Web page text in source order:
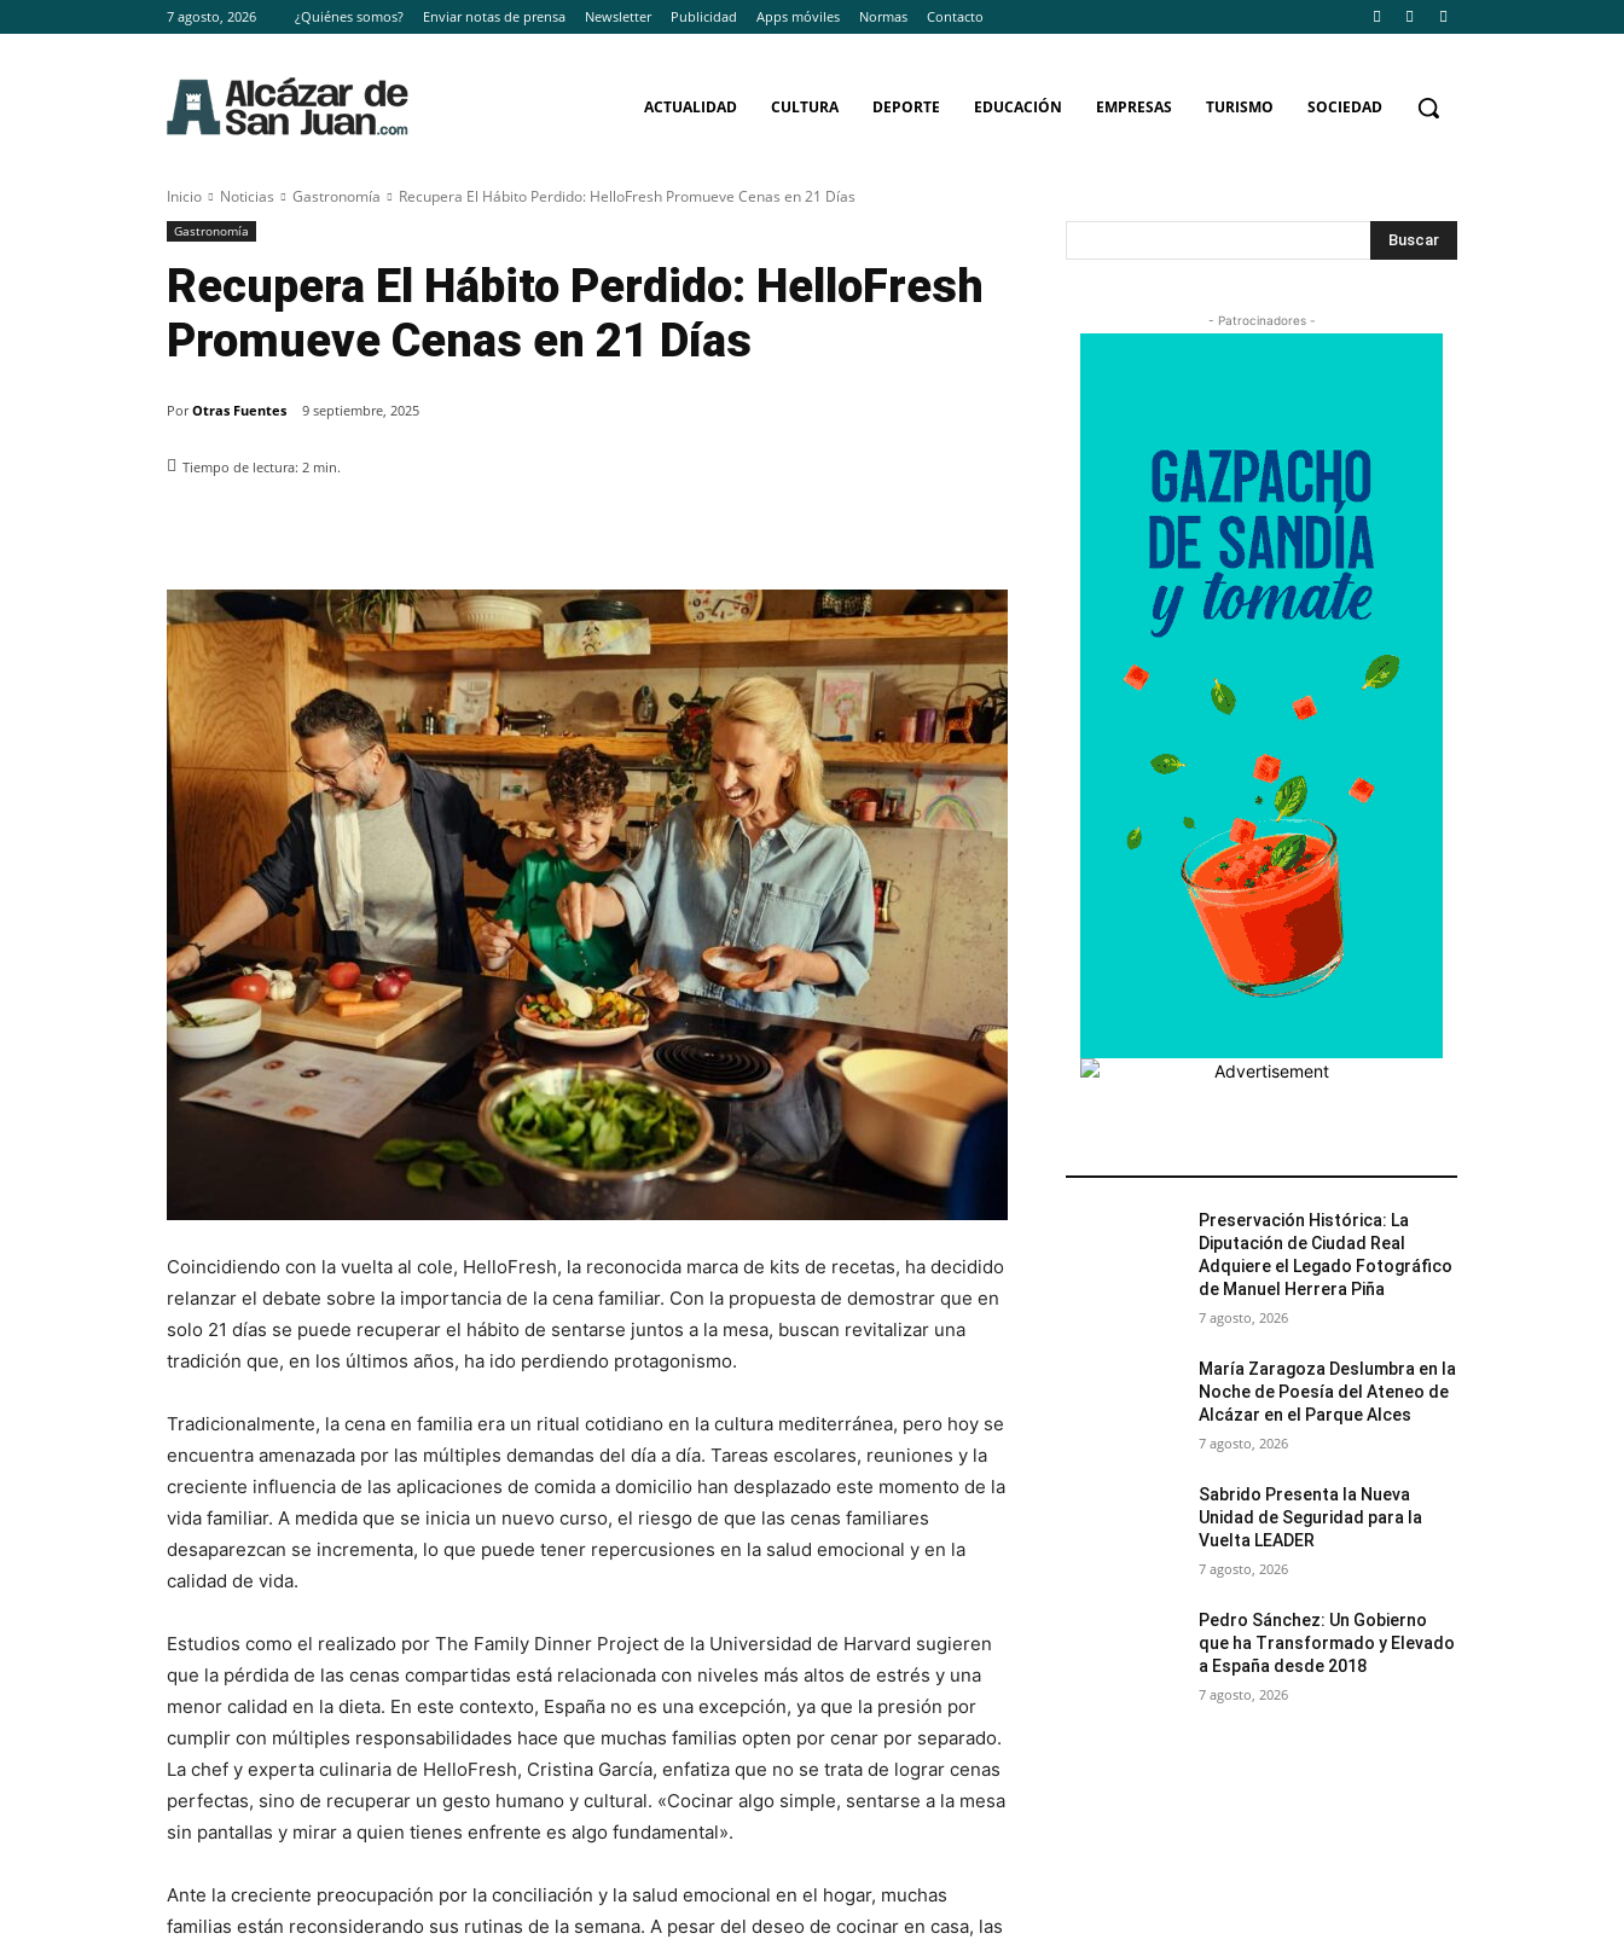
7 agosto, 2026 ¿Quiénes somos? Enviar notas de prensa Newsletter Publicidad Apps móviles Normas Contacto
ACTUALIDAD CULTURA DEPORTE EDUCACIÓN EMPRESAS TURISMO SOCIEDAD
Inicio Noticias Gastronomía Recupera El Hábito Perdido: HelloFresh Promueve Cenas en 21 Días
Gastronomía
Recupera El Hábito Perdido: HelloFresh
Promueve Cenas en 21 Días
Por Otras Fuentes 9 septiembre, 2025
Tiempo de lectura: 2 min.
Coincidiendo con la vuelta al cole, HelloFresh, la reconocida marca de kits de recetas, ha decidido
relanzar el debate sobre la importancia de la cena familiar. Con la propuesta de demostrar que en
solo 21 días se puede recuperar el hábito de sentarse juntos a la mesa, buscan revitalizar una
tradición que, en los últimos años, ha ido perdiendo protagonismo.
Tradicionalmente, la cena en familia era un ritual cotidiano en la cultura mediterránea, pero hoy se
encuentra amenazada por las múltiples demandas del día a día. Tareas escolares, reuniones y la
creciente influencia de las aplicaciones de comida a domicilio han desplazado este momento de la
vida familiar. A medida que se inicia un nuevo curso, el riesgo de que las cenas familiares
desaparezcan se incrementa, lo que puede tener repercusiones en la salud emocional y en la
calidad de vida.
Estudios como el realizado por The Family Dinner Project de la Universidad de Harvard sugieren
que la pérdida de las cenas compartidas está relacionada con niveles más altos de estrés y una
menor calidad en la dieta. En este contexto, España no es una excepción, ya que la presión por
cumplir con múltiples responsabilidades hace que muchas familias opten por cenar por separado.
La chef y experta culinaria de HelloFresh, Cristina García, enfatiza que no se trata de lograr cenas
perfectas, sino de recuperar un gesto humano y cultural. «Cocinar algo simple, sentarse a la mesa
sin pantallas y mirar a quien tienes enfrente es algo fundamental».
Ante la creciente preocupación por la conciliación y la salud emocional en el hogar, muchas
familias están reconsiderando sus rutinas de la semana. A pesar del deseo de cocinar en casa, las
Buscar
- Patrocinadores -
Preservación Histórica: La
Diputación de Ciudad Real
Adquiere el Legado Fotográfico
de Manuel Herrera Piña
7 agosto, 2026
María Zaragoza Deslumbra en la
Noche de Poesía del Ateneo de
Alcázar en el Parque Alces
7 agosto, 2026
Sabrido Presenta la Nueva
Unidad de Seguridad para la
Vuelta LEADER
7 agosto, 2026
Pedro Sánchez: Un Gobierno
que ha Transformado y Elevado
a España desde 2018
7 agosto, 2026